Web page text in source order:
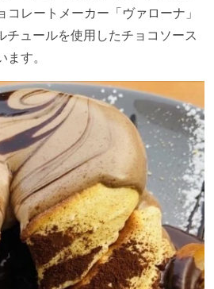
レートメーカー「ヴァローナ」
チュールを使用したチョコソース
す。